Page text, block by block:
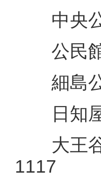
中央
公
細島
日知屋
大王谷
1117